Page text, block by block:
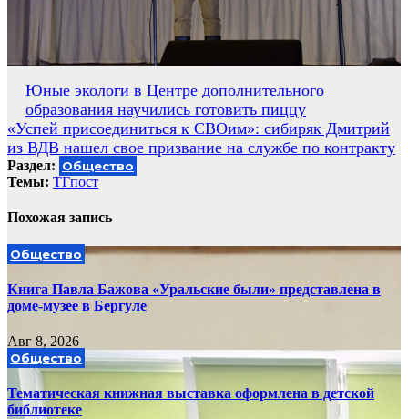
Навигация
по
записям
Юные экологи в Центре дополнительного
образования научились готовить пиццу
«Успей присоединиться к СВОим»: сибиряк Дмитрий
из ВДВ нашел свое призвание на службе по контракту
Раздел: Общество
Темы: ТГпост
Похожая запись
Общество
Книга Павла Бажова «Уральские были» представлена в
доме-музее в Бергуле
Авг 8, 2026
Общество
Тематическая книжная выставка оформлена в детской
библиотеке